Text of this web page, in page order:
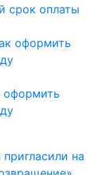
срок оплаты
оформить